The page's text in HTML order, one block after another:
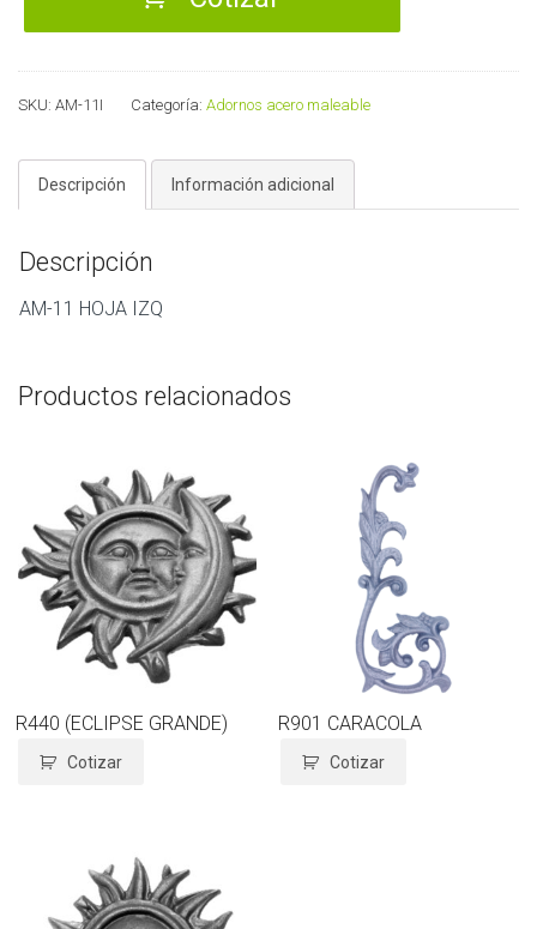
cantidad
SKU: AM-11I Categoría: Adornos acero maleable
Descripción Información adicional
Descripción
AM-11 HOJA IZQ
Productos relacionados
R440 (ECLIPSE GRANDE)
Cotizar
R901 CARACOLA
Cotizar